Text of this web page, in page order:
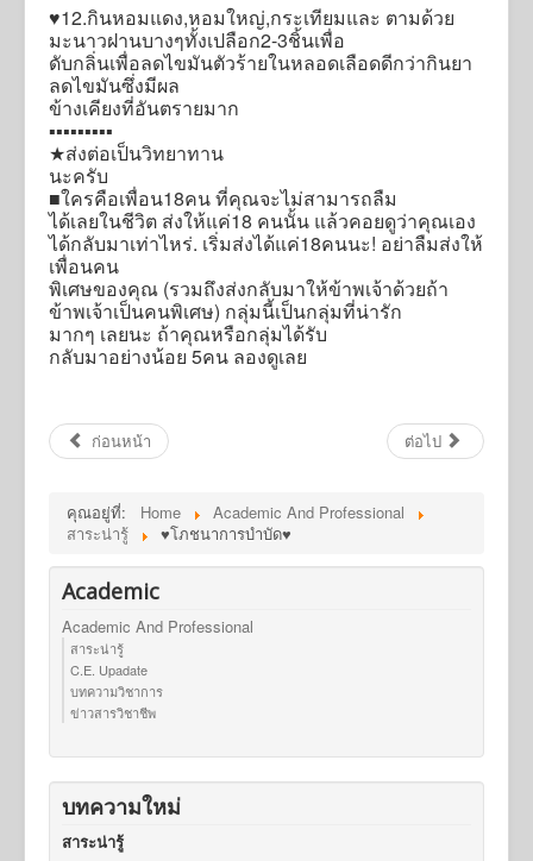
♥️12.กินหอมแดง,หอมใหญ่,กระเทียมและ ตามด้วย
มะนาวฝานบางๆทั้งเปลือก2-3ชิ้นเพื่อ
ดับกลิ่นเพื่อลดไขมันตัวร้ายในหลอดเลือดดีกว่ากินยา
ลดไขมันซึ่งมีผล
ข้างเคียงที่อันตรายมาก
▪️▪️▪️▪️▪️▪️▪️▪️▪️
★ส่งต่อเป็นวิทยาทาน
นะครับ
■ใครคือเพื่อน18คน ที่คุณจะไม่สามารถลืม
ได้เลยในชีวิต ส่งให้แค่18 คนนั้น แล้วคอยดูว่าคุณเอง
ได้กลับมาเท่าไหร่. เริ่มส่งได้แค่18คนนะ! อย่าลืมส่งให้
เพื่อนคน
พิเศษของคุณ (รวมถึงส่งกลับมาให้ข้าพเจ้าด้วยถ้า
ข้าพเจ้าเป็นคนพิเศษ) กลุ่มนี้เป็นกลุ่มที่น่ารัก
มากๆ เลยนะ ถ้าคุณหรือกลุ่มได้รับ
กลับมาอย่างน้อย 5คน ลองดูเลย
ก่อนหน้า ต่อไป
คุณอยู่ที่: Home
Academic And Professional
สาระน่ารู้
♥️โภชนาการบำบัด♥️
Academic
Academic And Professional
สาระน่ารู้
C.E. Upadate
บทความวิชาการ
ข่าวสารวิชาชีพ
บทความใหม่
สาระน่ารู้